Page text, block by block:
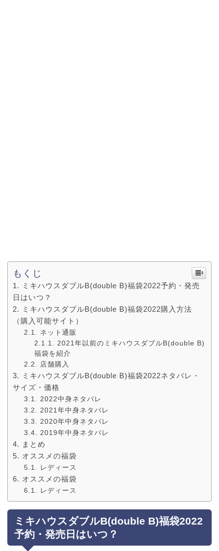
もくじ
ミキハウスダブルB(double B)福袋2022予約・発売
日はいつ？
ミキハウスダブルB(double B)福袋2022購入方法
（購入可能サイト）
ネット通販
2021年以前のミキハウスダブルB(double B)
福袋を紹介
店舗購入
ミキハウスダブルB(double B)福袋2022ネタバレ・
サイズ・価格
2022中身ネタバレ
2021年中身ネタバレ
2020年中身ネタバレ
2019年中身ネタバレ
まとめ
オススメの福袋
レディース
オススメの福袋
レディース
ミキハウスダブルB(double B)福袋2022
予約・発売日はいつ？